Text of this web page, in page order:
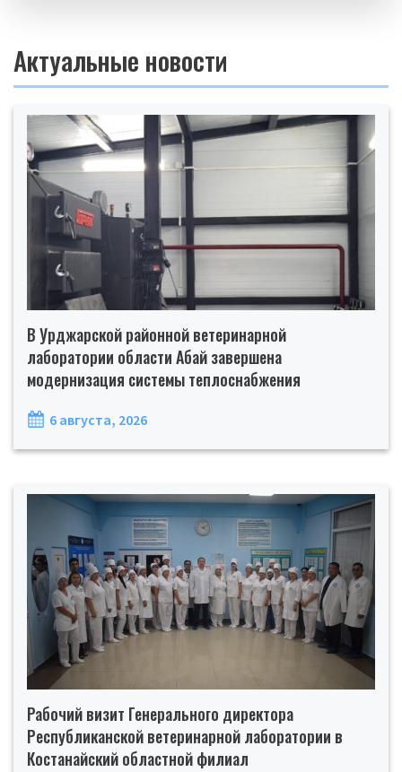
Актуальные новости
В Урджарской районной ветеринарной
лаборатории области Абай завершена
модернизация системы теплоснабжения
6 августа, 2026
Рабочий визит Генерального директора
Республиканской ветеринарной лаборатории в
Костанайский областной филиал